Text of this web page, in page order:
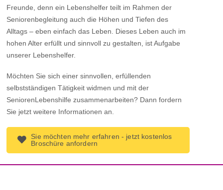
Freunde, denn ein Lebenshelfer teilt im Rahmen der
Seniorenbegleitung auch die Höhen und Tiefen des
Alltags – eben einfach das Leben. Dieses Leben auch im
hohen Alter erfüllt und sinnvoll zu gestalten, ist Aufgabe
unserer Lebenshelfer.
Möchten Sie sich einer sinnvollen, erfüllenden
selbstständigen Tätigkeit widmen und mit der
SeniorenLebenshilfe zusammenarbeiten? Dann fordern
Sie jetzt weitere Informationen an.
Sie möchten mehr erfahren - jetzt kostenlos
Broschüre anfordern